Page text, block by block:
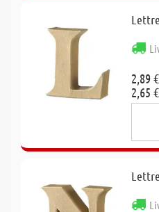
2,89 €
2,65 €